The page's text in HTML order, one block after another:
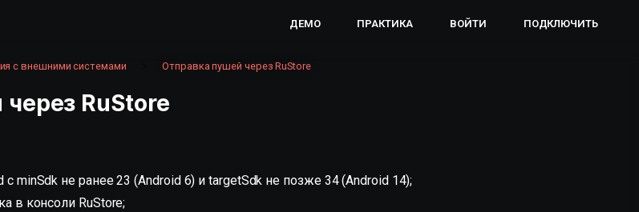
ДЕМО ПРАКТИКА ВОЙТИ ПОДКЛЮЧИТЬ
с внешними системами Отправка пушей через RuStore
RuStore
minSdk не ранее 23 (Android 6) и targetSdk не позже 34 (Android 14);
в консоли RuStore;